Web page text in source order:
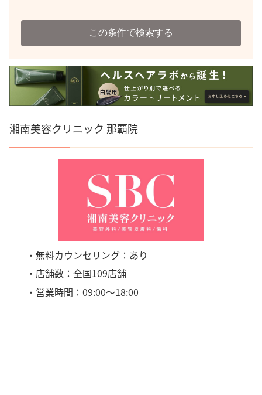
この条件で検索する
湘南美容クリニック 那覇院
・無料カウンセリング：あり
・店舗数：全国109店舗
・営業時間：09:00〜18:00